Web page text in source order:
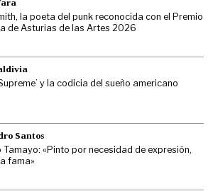
la poeta del punk reconocida con el Premio
de Asturias de las Artes 2026
y la codicia del sueño americano
Santos
Tamayo: «Pinto por necesidad de expresión,
fama»